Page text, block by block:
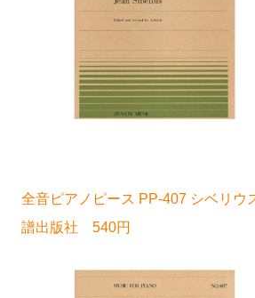
全音ピアノピース PP-407 シベリウ
譜出版社 540円